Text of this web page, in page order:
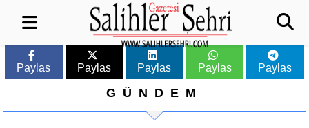
Paylas Paylas Paylas Paylas Paylas
GÜNDEM